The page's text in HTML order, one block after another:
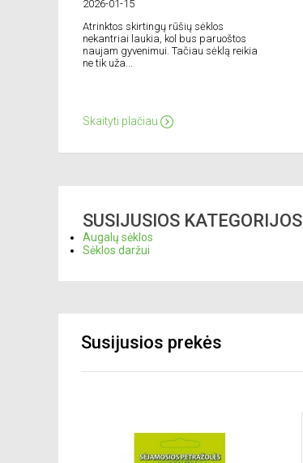
2026-01-15
Atrinktos skirtingų rūšių sėklos
nekantriai laukia, kol bus paruoštos
naujam gyvenimui. Tačiau sėklą reikia
ne tik uža...
Skaityti plačiau
SUSIJUSIOS KATEGORIJOS
Augalų sėklos
Sėklos daržui
Susijusios prekės